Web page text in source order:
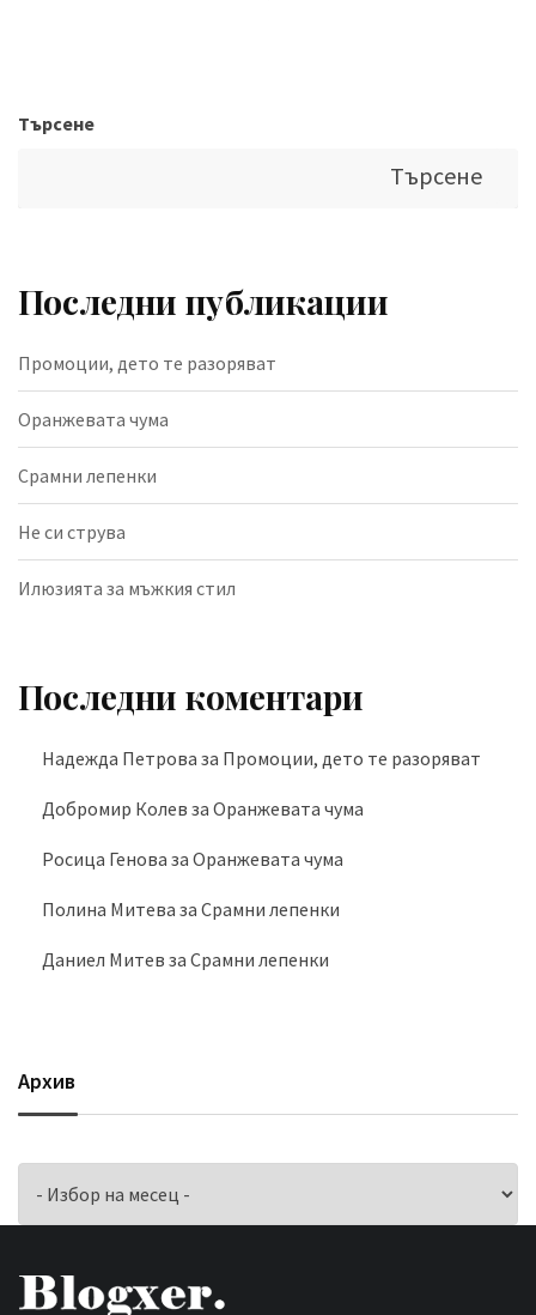
Търсене
Търсене
Последни публикации
Промоции, дето те разоряват
Оранжевата чума
Срамни лепенки
Не си струва
Илюзията за мъжкия стил
Последни коментари
Надежда Петрова за Промоции, дето те разоряват
Добромир Колев за Оранжевата чума
Росица Генова за Оранжевата чума
Полина Митева за Срамни лепенки
Даниел Митев за Срамни лепенки
Архив
Архив